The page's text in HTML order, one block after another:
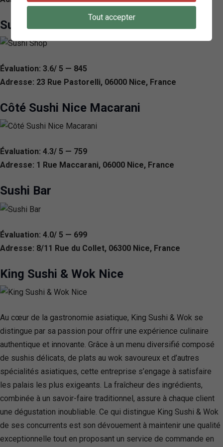
Sushi Shop
Évaluation: 3.6/ 5 — 845
Adresse: 23 Rue Pastorelli, 06000 Nice, France
Côté Sushi Nice Macarani
Évaluation: 4.3/ 5 — 759
Adresse: 1 Rue Maccarani, 06000 Nice, France
Sushi Bar
Évaluation: 4.0/ 5 — 699
Adresse: 8/11 Rue du Collet, 06300 Nice, France
King Sushi & Wok Nice
Au cœur de la gastronomie asiatique, King Sushi & Wok se
distingue par sa passion pour offrir une expérience culinaire
authentique et innovante. Grâce à un menu diversifié composé
de sushis délicats, de plats au wok savoureux et d’autres
spécialités asiatiques, cette entreprise s’engage à satisfaire
les palais les plus exigeants. La fraîcheur des ingrédients,
combinée à un savoir-faire traditionnel, assure à chaque client
une dégustation inoubliable. Ce qui distingue King Sushi & Wok
de ses concurrents est son dévouement à maintenir une qualité
exceptionnelle tout en proposant un service de commande en
Tout accepter